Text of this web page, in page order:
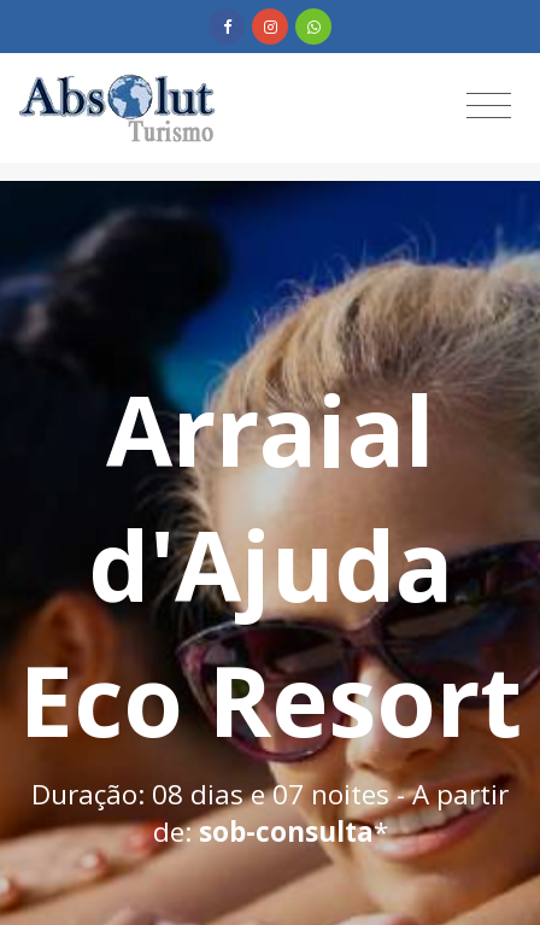
Arraial
d'Ajuda
Eco Resort
Duração: 08 dias e 07 noites - A partir
de:sob-consulta*